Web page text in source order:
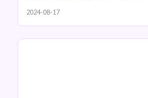
2024-08-17